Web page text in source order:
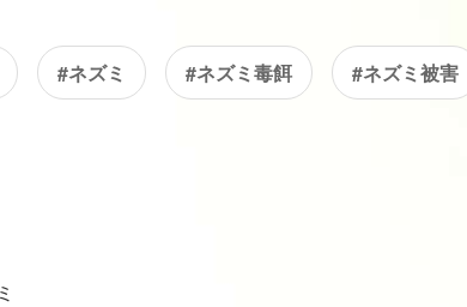
#ネズミ #ネズミ毒餌 #ネズミ被害